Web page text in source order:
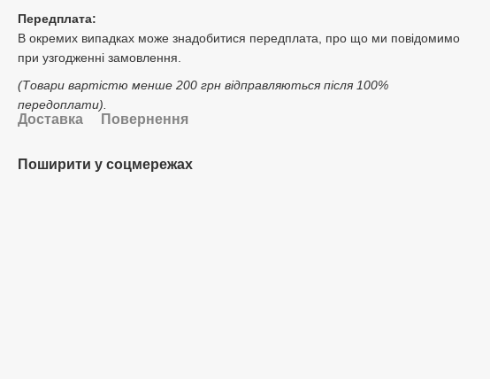
Передплата:
В окремих випадках може знадобитися передплата, про що ми повідомимо
при узгодженні замовлення.
(Товари вартістю менше 200 грн відправляються після 100%
передоплати).
Доставка Повернення
Поширити у соцмережах